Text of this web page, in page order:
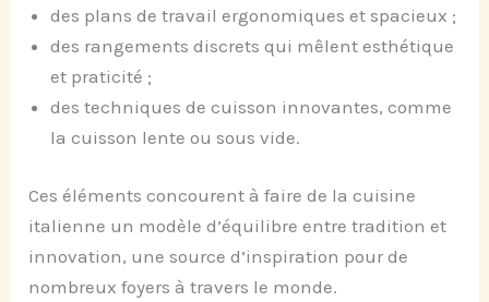
des plans de travail ergonomiques et spacieux ;
des rangements discrets qui mêlent esthétique
et praticité ;
des techniques de cuisson innovantes, comme
la cuisson lente ou sous vide.
Ces éléments concourent à faire de la cuisine
italienne un modèle d’équilibre entre tradition et
innovation, une source d’inspiration pour de
nombreux foyers à travers le monde.